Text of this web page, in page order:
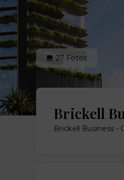
27 Fotos
Brickell
Brickell Business -